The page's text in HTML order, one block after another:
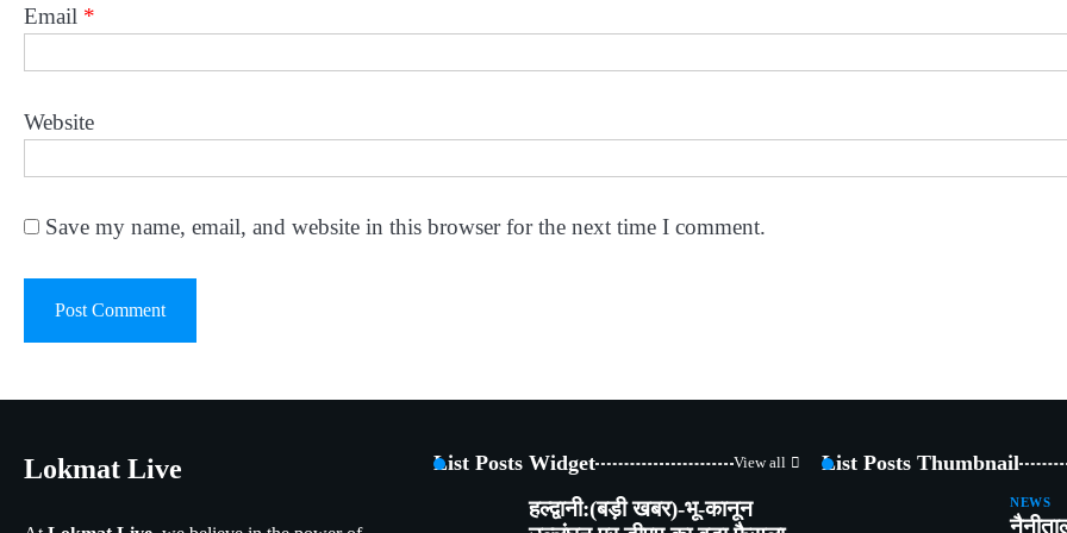
Email *
Website
Save my name, email, and website in this browser for the next time I comment.
Lokmat Live List Posts Widget View all
हल्द्वानी:(बड़ी खबर)-भू-कानून
List Posts Thumbnail
NEWS